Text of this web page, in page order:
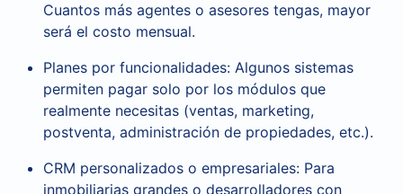
Cuantos más agentes o asesores tengas, mayor
será el costo mensual.
Planes por funcionalidades: Algunos sistemas
permiten pagar solo por los módulos que
realmente necesitas (ventas, marketing,
postventa, administración de propiedades, etc.).
CRM personalizados o empresariales: Para
inmobiliarias grandes o desarrolladores con